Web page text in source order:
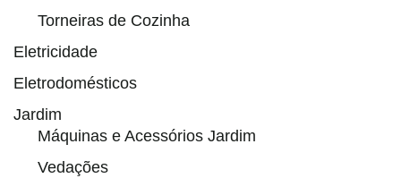
Torneiras de Cozinha
Eletricidade
Eletrodomésticos
Jardim
Máquinas e Acessórios Jardim
Vedações